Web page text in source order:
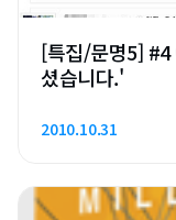
[특집/문명5] #4
셨습니다.'
2010.10.31